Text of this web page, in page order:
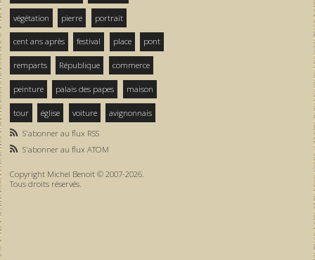
végétation pierre portrait
cent ans après festival place pont
remparts République commerce
peinture palais des papes maison
tour église voiture
avignonnais
S'abonner au flux RSS
S'abonner au flux ATOM
Copyright Michel Benoit © 2007-2026.
Tous droits réservés.